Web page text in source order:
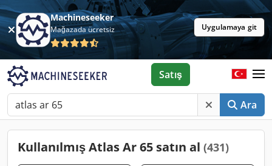
Machineseeker
Mağazada ücretsiz Uygulamaya git
Ara
Satış
Kullanılmış Atlas Ar 65 satın al (431)